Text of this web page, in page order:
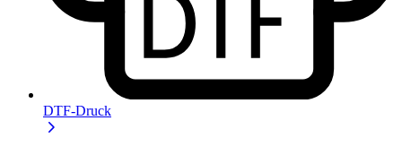
DTF-Druck